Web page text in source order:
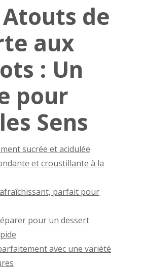
Atouts de
aux
: Un
pour
Sens
sucrée et acidulée
et croustillante à la
parfait pour
pour un dessert
avec une variété